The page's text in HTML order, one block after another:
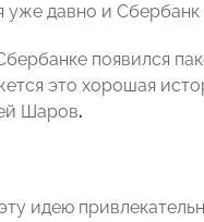
давно и Сбербанк
появился
это хорошая
Шаров.
идею